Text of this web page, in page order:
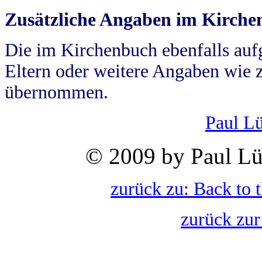
Zusätzliche Angaben im
Die im Kirchenbuch ebenfalls
Eltern oder weitere Angaben wie
übernommen.
Paul
© 2009 by Paul
zurück zu: Back to
zurück